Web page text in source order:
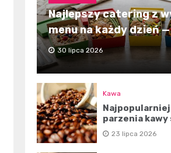
Najlepszy catering z
menu na każdy dzień
30 lipca 2026
Kawa
parzenia
23 lipca 2026